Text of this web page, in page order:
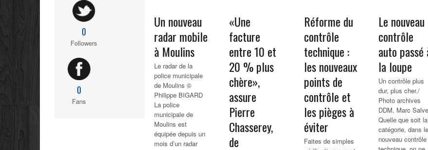
Un nouveau
radar mobile
à Moulins
Le radar de la
police municipale
de Moulins ©
Philippe BIGARD
La police
municipale de
Moulins est
équipée depuis un
mois d’un radar
«Une
facture
entre 10 et
20 % plus
chère»,
assure
Pierre
Chasserey,
de
Réforme du
contrôle
technique :
les nouveaux
points de
contrôle et
les pièges à
éviter
Faites de simples
Le nouveau
contrôle
auto passé
la loupe
Un contrôle plus
dur, plus cher./
Photo archives
DDM, Marc
Quelle que soit la
catégorie, dans le
nouveau contrôle
0
Followers
0
Fans